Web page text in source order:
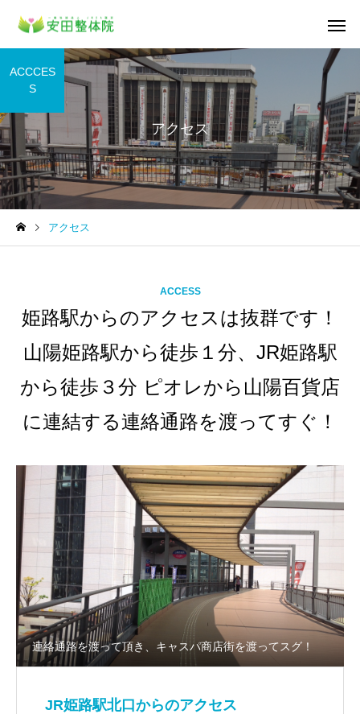
アクセス
ACCCES
S
アクセス
ACCESS
姫路駅からのアクセスは抜群です！
山陽姫路駅から徒歩１分、JR姫路駅
から徒歩３分 ピオレから山陽百貨店
に連結する連絡通路を渡ってすぐ！
連絡通路を渡って頂き、キャスパ商店街を渡ってスグ！
JR姫路駅北口からのアクセス